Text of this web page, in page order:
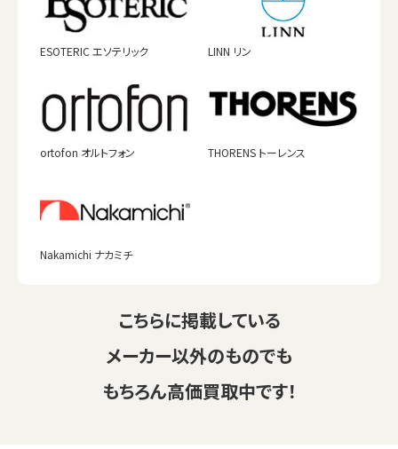
ESOTERIC エソテリック LINN リン
ortofon オルトフォン THORENS トーレンス
Nakamichi ナカミチ
こちらに掲載している
メーカー以外のものでも
もちろん高価買取中です！